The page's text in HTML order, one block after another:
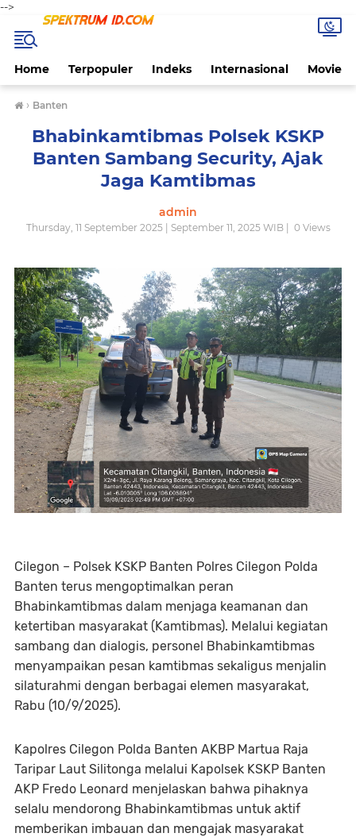
-->
Home Terpopuler Indeks Internasional Movie
› Banten
Bhabinkamtibmas Polsek KSKP
Banten Sambang Security, Ajak
Jaga Kamtibmas
admin
Thursday, 11 September 2025 | September 11, 2025 WIB | 0Views
Cilegon – Polsek KSKP Banten Polres Cilegon Polda
Banten terus mengoptimalkan peran
Bhabinkamtibmas dalam menjaga keamanan dan
ketertiban masyarakat (Kamtibmas). Melalui kegiatan
sambang dan dialogis, personel Bhabinkamtibmas
menyampaikan pesan kamtibmas sekaligus menjalin
silaturahmi dengan berbagai elemen masyarakat,
Rabu (10/9/2025).
Kapolres Cilegon Polda Banten AKBP Martua Raja
Taripar Laut Silitonga melalui Kapolsek KSKP Banten
AKP Fredo Leonard menjelaskan bahwa pihaknya
selalu mendorong Bhabinkamtibmas untuk aktif
memberikan imbauan dan mengajak masyarakat